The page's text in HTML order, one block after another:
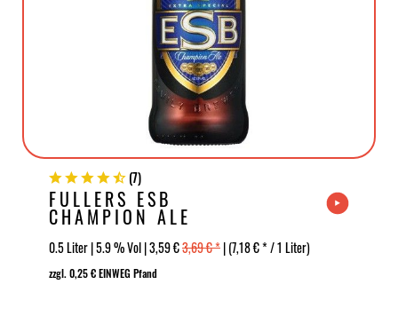
(7)
FULLERS ESB
CHAMPION ALE
0.5 Liter | 5.9 % Vol | 3,59 €3,69 € *| (7,18 € * / 1 Liter)
zzgl. 0,25 € EINWEG Pfand